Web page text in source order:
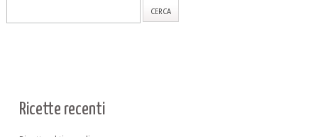
Ricette recenti